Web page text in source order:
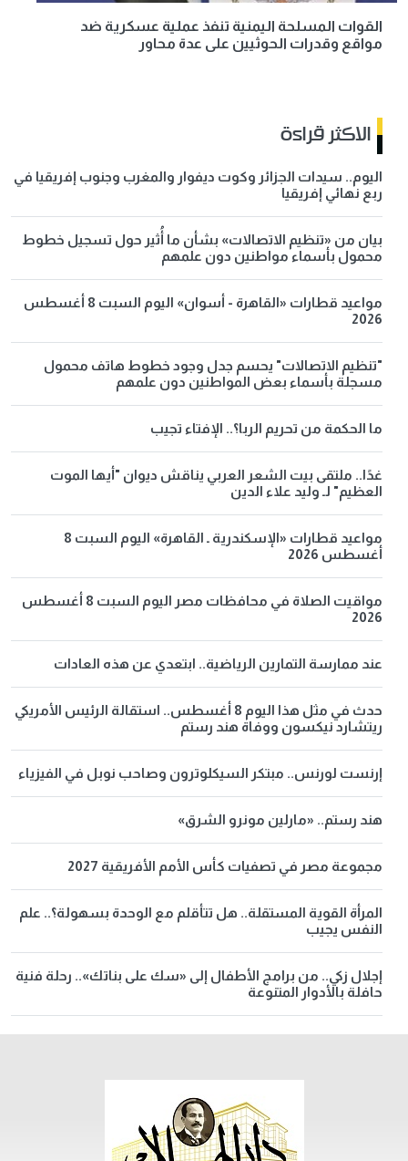
القوات المسلحة اليمنية تنفذ عملية عسكرية ضد
مواقع وقدرات الحوثيين على عدة محاور
الاكثر قراءة
اليوم.. سيدات الجزائر وكوت ديفوار والمغرب وجنوب إفريقيا في
ربع نهائي إفريقيا
بيان من «تنظيم الاتصالات» بشأن ما أُثير حول تسجيل خطوط
محمول بأسماء مواطنين دون علمهم
مواعيد قطارات «القاهرة - أسوان» اليوم السبت 8 أغسطس
2026
"تنظيم الاتصالات" يحسم جدل وجود خطوط هاتف محمول
مسجلة بأسماء بعض المواطنين دون علمهم
ما الحكمة من تحريم الربا؟.. الإفتاء تجيب
غدًا.. ملتقى بيت الشعر العربي يناقش ديوان "أيها الموت
العظيم" لـ وليد علاء الدين
مواعيد قطارات «الإسكندرية ـ القاهرة» اليوم السبت 8
أغسطس 2026
مواقيت الصلاة في محافظات مصر اليوم السبت 8 أغسطس
2026
عند ممارسة التمارين الرياضية.. ابتعدي عن هذه العادات
حدث في مثل هذا اليوم 8 أغسطس.. استقالة الرئيس الأمريكي
ريتشارد نيكسون ووفاة هند رستم
إرنست لورنس.. مبتكر السيكلوترون وصاحب نوبل في الفيزياء
هند رستم.. «مارلين مونرو الشرق»
مجموعة مصر في تصفيات كأس الأمم الأفريقية 2027
المرأة القوية المستقلة.. هل تتأقلم مع الوحدة بسهولة؟.. علم
النفس يجيب
إجلال زكي.. من برامج الأطفال إلى «سك على بناتك».. رحلة فنية
حافلة بالأدوار المتنوعة